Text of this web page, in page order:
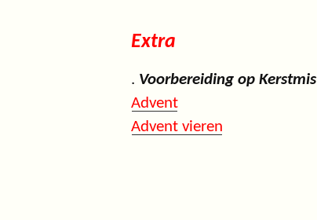
Extra
. Voorbereiding op Kerstmis
Advent
Advent vieren